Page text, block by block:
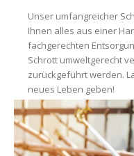
Unser umfangreicher
Ihnen alles aus einer
fachgerechten
Schrott umweltgerecht
zurückgeführt werden.
neues Leben geben!